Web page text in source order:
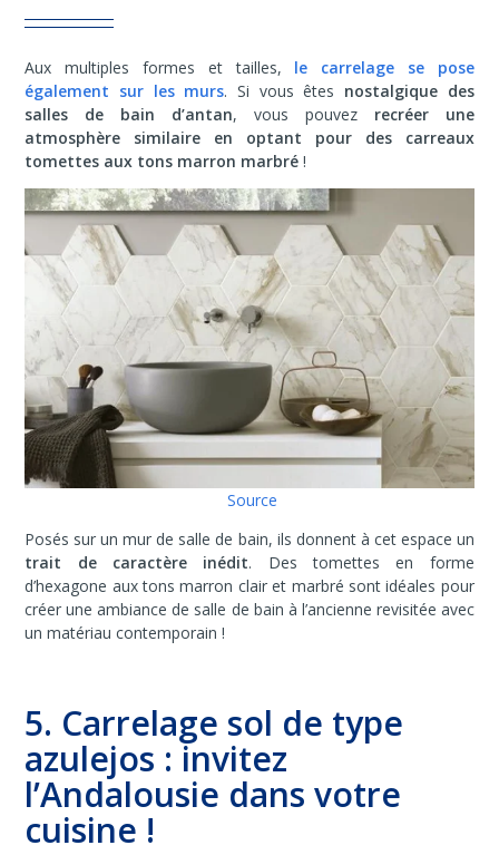
Aux multiples formes et tailles, le carrelage se pose
également sur les murs. Si vous êtes nostalgique des
salles de bain d’antan, vous pouvez recréer une
atmosphère similaire en optant pour des carreaux
tomettes aux tons marron marbré !
Source
Posés sur un mur de salle de bain, ils donnent à cet espace un
trait de caractère inédit. Des tomettes en forme
d’hexagone aux tons marron clair et marbré sont idéales pour
créer une ambiance de salle de bain à l’ancienne revisitée avec
un matériau contemporain !
5. Carrelage sol de type
azulejos : invitez
l’Andalousie dans votre
cuisine !